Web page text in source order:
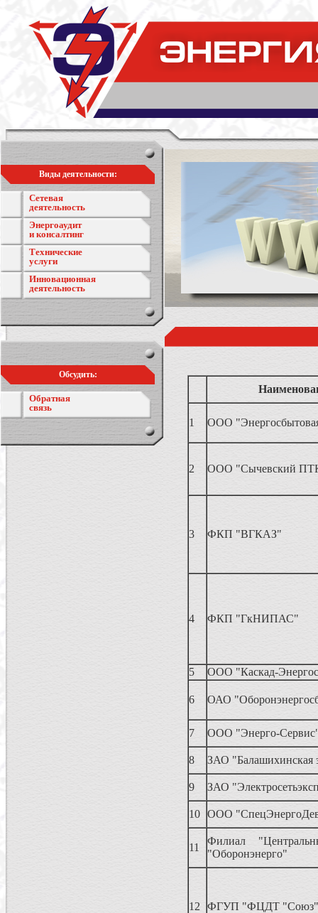
Виды деятельности:
Сетевая
деятельность
Энергоаудит
и консалтинг
Технические
услуги
Инновационная
деятельность
Обсудить:
Обратная
связь
1 ООО
2 ООО "Сычевский
3 ФКП "ВГКАЗ"
4 ФКП "ГкНИПАС"
5 ООО "Каскад-
6 ОАО
7 ООО "Энерго-
8 ЗАО "Балашихинская
9 ЗАО
10 ООО
11
Филиал
"Оборонэнерго"
12 ФГУП "ФЦДТ "Союз"